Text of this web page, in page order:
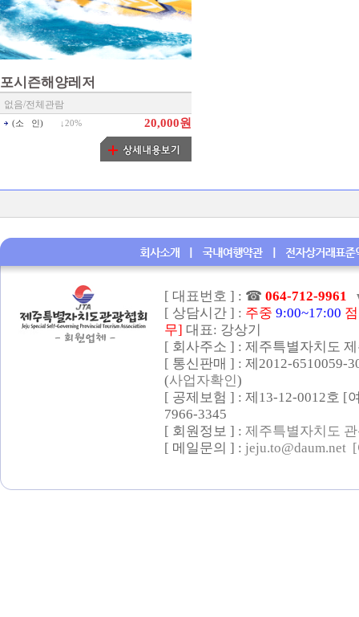
포시즌해양레저
없음/전체관람
(소 인) ↓ 20% 20,000원
[ 대표번호 ] : ☎ 064-712-9961
[ 상담시간 ] : 주중 9:00~17:00
무] 대표: 강상기
[ 회사주소 ] : 제주특별자치도
[ 통신판매 ] : 제2012-
(사업자확인)
[ 공제보험 ] : 제13-12-0012호 [
7966-3345
[ 회원정보 ] : 제주특별자치도
[ 메일문의 ] : jeju.to@daum.net